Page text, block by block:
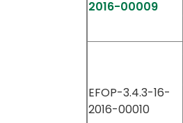
2016-00009
EFOP-3.4.3-16-
2016-00010